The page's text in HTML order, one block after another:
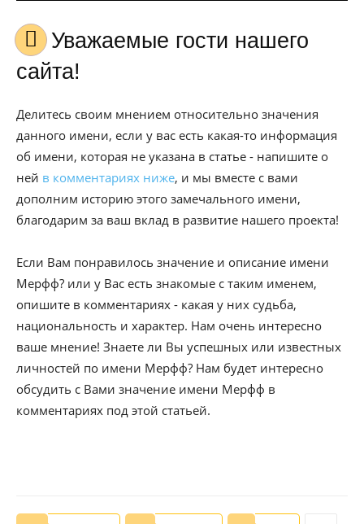
Уважаемые гости нашего
сайта!
Делитесь своим мнением относительно значения
данного имени, если у вас есть какая-то информация
об имени, которая не указана в статье - напишите о
ней в комментариях ниже, и мы вместе с вами
дополним историю этого замечального имени,
благодарим за ваш вклад в развитие нашего проекта!
Если Вам понравилось значение и описание имени
Мерфф? или у Вас есть знакомые с таким именем,
опишите в комментариях - какая у них судьба,
национальность и характер. Нам очень интересно
ваше мнение! Знаете ли Вы успешных или известных
личностей по имени Мерфф? Нам будет интересно
обсудить с Вами значение имени Мерфф в
комментариях под этой статьей.